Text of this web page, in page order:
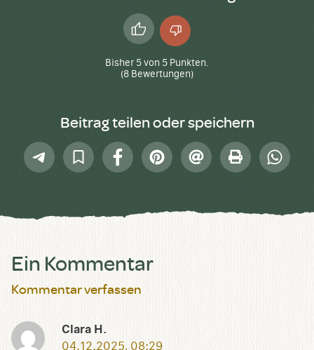
Daumen
hoch
Daumen
runter
Bisher 5von 5 Punkten.
(8 Bewertungen)
Beitrag teilen oder speichern
Telegram
In
Sammlung
FacebookPinterest
E-
Mail
Drucken
Ein Kommentar
Kommentar verfassen
Clara H.
04.12.2025, 08:29